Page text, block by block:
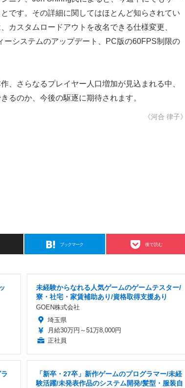
です。その詳細に関してはほとんど知らされてい
カスタムロードアウトを改名できる仕様変更、
ーシステムのアップデート、PC版の60FPS制限の
、さらなるプレイヤー人口増加が見込まれる中、
るのか、今後の駆逐に期待されます。
《河合 律子》
ブックマーク 後で読む
未経験からなれる人気ゲームのゲームテスター/
寮・社宅・家賃補助あり/資格取得支援あり
GOEN株式会社
埼玉県
月給30万円～51万8,000円
正社員
「新卒・27卒」新作ゲームのプログラマー/未経
験活躍/未発表作品のシステム開発/髪型・服装自